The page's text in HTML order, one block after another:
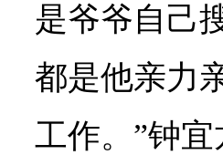
是爷爷自己
都是他亲力
工作。”钟